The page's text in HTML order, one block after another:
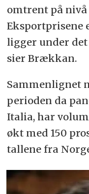
omtrent på
Eksportprisene
ligger under
sier Brækkan.
Sammenlignet
perioden da
Italia, har
økt med 150
tallene fra